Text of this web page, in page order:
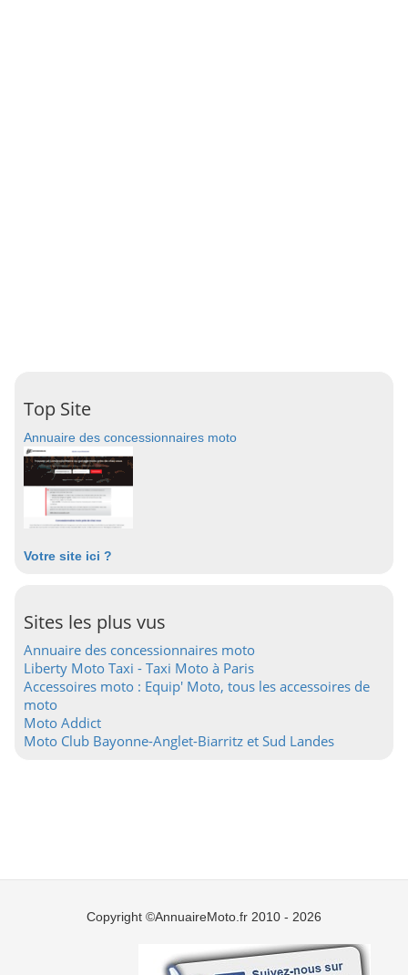
Top Site
Annuaire des concessionnaires moto
Votre site ici ?
Sites les plus vus
Annuaire des concessionnaires moto
Liberty Moto Taxi - Taxi Moto à Paris
Accessoires moto : Equip' Moto, tous les accessoires de
moto
Moto Addict
Moto Club Bayonne-Anglet-Biarritz et Sud Landes
Copyright ©AnnuaireMoto.fr 2010 - 2026